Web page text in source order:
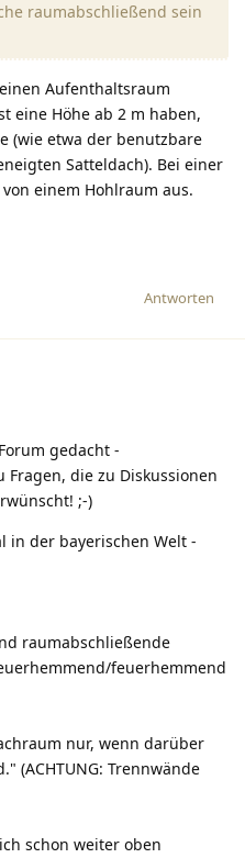
raumabschließend sein
Aufenthaltsraum
eine Höhe ab 2 m haben,
(wie etwa der benutzbare
Satteldach). Bei einer
einem Hohlraum aus.
Antworten
gedacht -
die zu Diskussionen
;-)
in der bayerischen Welt -
raumabschließende
feuerhemmend
nur, wenn darüber
(ACHTUNG: Trennwände
schon weiter oben